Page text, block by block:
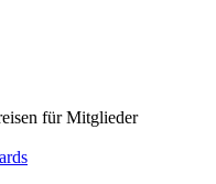
für Mitglieder